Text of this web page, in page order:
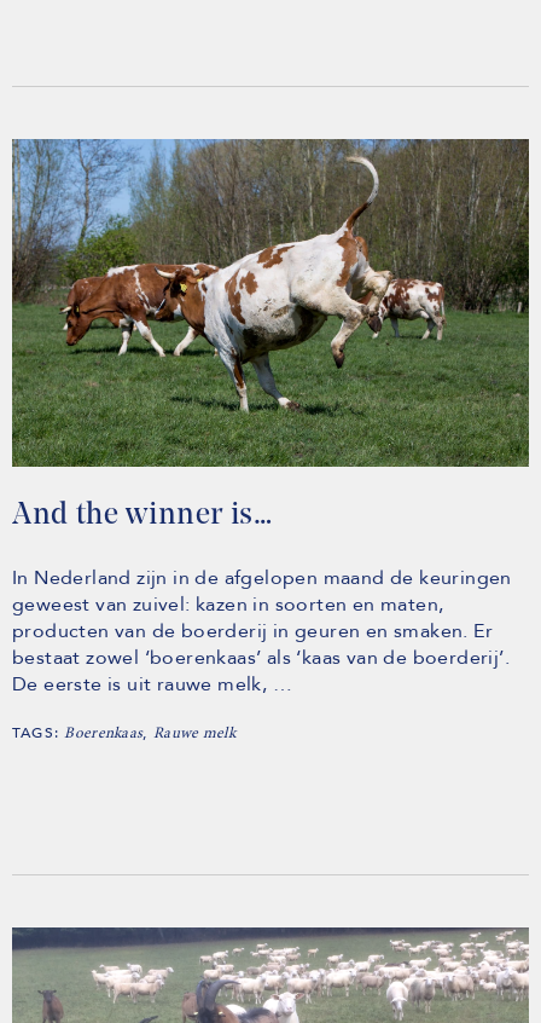
And the winner is…
In Nederland zijn in de afgelopen maand de keuringen
geweest van zuivel: kazen in soorten en maten,
producten van de boerderij in geuren en smaken. Er
bestaat zowel ‘boerenkaas’ als ‘kaas van de boerderij’.
De eerste is uit rauwe melk, …
TAGS:Boerenkaas, Rauwe melk